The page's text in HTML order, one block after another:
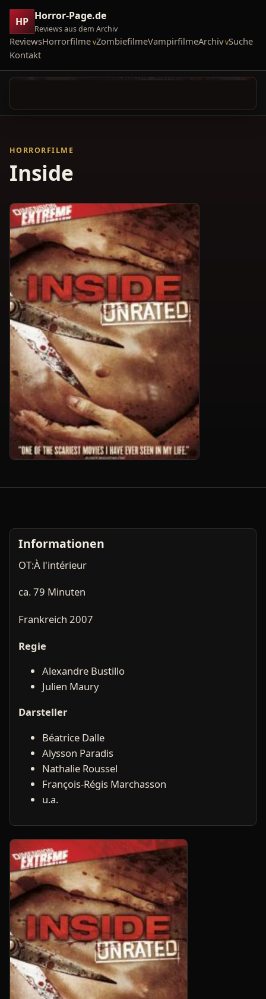
HP Horror-Page.de
Reviews aus dem Archiv
ReviewsHorrorfilme ZombiefilmeVampirfilmeArchiv Suche
Kontakt
HORRORFILME
Inside
Informationen
OT:À l'intérieur
ca. 79 Minuten
Frankreich 2007
Regie
Alexandre Bustillo
Julien Maury
Darsteller
Béatrice Dalle
Alysson Paradis
Nathalie Roussel
François-Régis Marchasson
u.a.